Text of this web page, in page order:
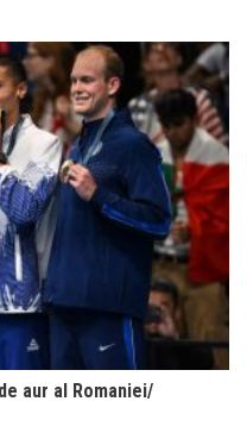
aur al Romaniei/